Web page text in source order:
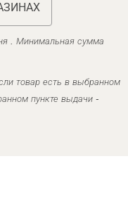
. Минимальная сумма
товар есть в выбранном
пункте выдачи -